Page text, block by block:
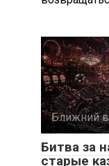
Ближний
Битва за
старые